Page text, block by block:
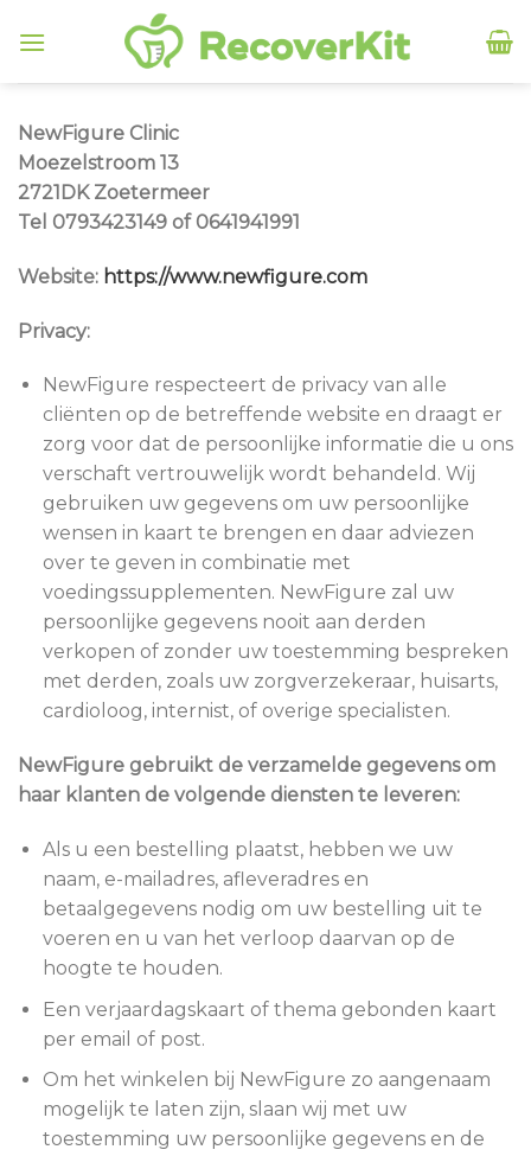
NewFigure Clinic
Moezelstroom 13
2721DK Zoetermeer
Tel 0793423149 of 0641941991
Website: https://www.newfigure.com
Privacy:
NewFigure respecteert de privacy van alle
cliënten op de betreffende website en draagt er
zorg voor dat de persoonlijke informatie die u ons
verschaft vertrouwelijk wordt behandeld. Wij
gebruiken uw gegevens om uw persoonlijke
wensen in kaart te brengen en daar adviezen
over te geven in combinatie met
voedingssupplementen. NewFigure zal uw
persoonlijke gegevens nooit aan derden
verkopen of zonder uw toestemming bespreken
met derden, zoals uw zorgverzekeraar, huisarts,
cardioloog, internist, of overige specialisten.
NewFigure gebruikt de verzamelde gegevens om
haar klanten de volgende diensten te leveren:
Als u een bestelling plaatst, hebben we uw
naam, e-mailadres, afleveradres en
betaalgegevens nodig om uw bestelling uit te
voeren en u van het verloop daarvan op de
hoogte te houden.
Een verjaardagskaart of thema gebonden kaart
per email of post.
Om het winkelen bij NewFigure zo aangenaam
mogelijk te laten zijn, slaan wij met uw
toestemming uw persoonlijke gegevens en de